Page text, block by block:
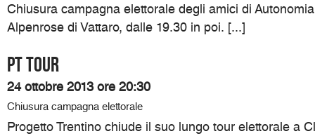
Chiusura campagna elettorale degli amici di
Alpenrose di Vattaro, dalle 19.30 in poi. [...]
PT TOUR
24 ottobre 2013 ore 20:30
Chiusura campagna elettorale
Progetto Trentino chiude il suo lungo tour elettorale a